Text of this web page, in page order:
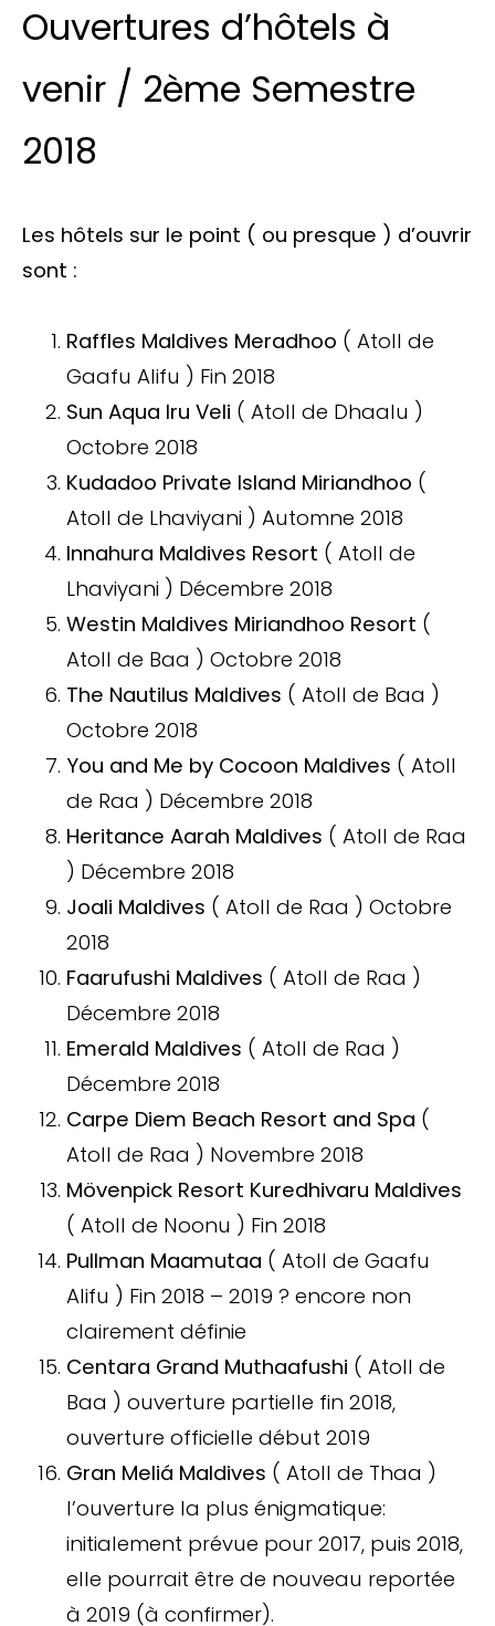
Ouvertures d’hôtels à
venir / 2ème Semestre
2018
Les hôtels sur le point ( ou presque ) d’ouvrir
sont :
Raffles Maldives Meradhoo ( Atoll de
Gaafu Alifu ) Fin 2018
Sun Aqua Iru Veli ( Atoll de Dhaalu )
Octobre 2018
Kudadoo Private Island Miriandhoo (
Atoll de Lhaviyani ) Automne 2018
Innahura Maldives Resort ( Atoll de
Lhaviyani ) Décembre 2018
Westin Maldives Miriandhoo Resort (
Atoll de Baa ) Octobre 2018
The Nautilus Maldives ( Atoll de Baa )
Octobre 2018
You and Me by Cocoon Maldives ( Atoll
de Raa ) Décembre 2018
Heritance Aarah Maldives ( Atoll de Raa
) Décembre 2018
Joali Maldives ( Atoll de Raa ) Octobre
2018
Faarufushi Maldives ( Atoll de Raa )
Décembre 2018
Emerald Maldives ( Atoll de Raa )
Décembre 2018
Carpe Diem Beach Resort and Spa (
Atoll de Raa ) Novembre 2018
Mövenpick Resort Kuredhivaru Maldives
( Atoll de Noonu ) Fin 2018
Pullman Maamutaa ( Atoll de Gaafu
Alifu ) Fin 2018 – 2019 ? encore non
clairement définie
Centara Grand Muthaafushi ( Atoll de
Baa ) ouverture partielle fin 2018,
ouverture officielle début 2019
Gran Meliá Maldives ( Atoll de Thaa )
l’ouverture la plus énigmatique:
initialement prévue pour 2017, puis 2018,
elle pourrait être de nouveau reportée
à 2019 (à confirmer).